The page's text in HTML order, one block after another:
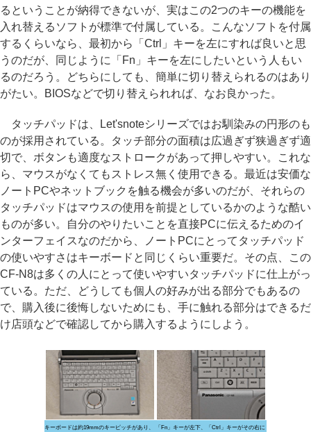
るということが納得できないが、実はこの2つのキーの機能を
入れ替えるソフトが標準で付属している。こんなソフトを付属
するくらいなら、最初から「Ctrl」キーを左にすれば良いと思
うのだが、同じように「Fn」キーを左にしたいという人もい
るのだろう。どちらにしても、簡単に切り替えられるのはあり
がたい。BIOSなどで切り替えられれば、なお良かった。
タッチパッドは、Let'snoteシリーズではお馴染みの円形のも
のが採用されている。タッチ部分の面積は広過ぎず狭過ぎず適
切で、ボタンも適度なストロークがあって押しやすい。これな
ら、マウスがなくてもストレス無く使用できる。最近は安価な
ノートPCやネットブックを触る機会が多いのだが、それらの
タッチパッドはマウスの使用を前提としているかのような酷い
ものが多い。自分のやりたいことを直接PCに伝えるためのイ
ンターフェイスなのだから、ノートPCにとってタッチパッド
の使いやすさはキーボードと同じくらい重要だ。その点、この
CF-N8は多くの人にとって使いやすいタッチパッドに仕上がっ
ている。ただ、どうしても個人の好みが出る部分でもあるの
で、購入後に後悔しないためにも、手に触れる部分はできるだ
け店頭などで確認してから購入するようにしよう。
キーボードは約19mmのキーピッチがあり、
「Fn」キーが左下、「Ctrl」キーがその右に